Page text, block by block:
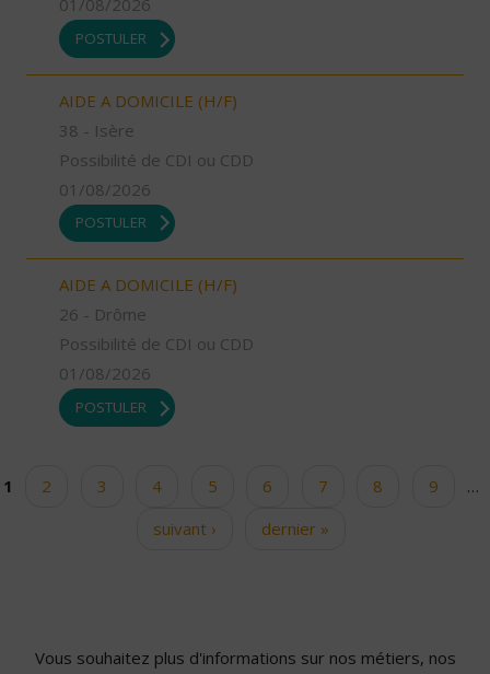
01/08/2026
POSTULER
AIDE A DOMICILE (H/F)
38 - Isère
Possibilité de CDI ou CDD
01/08/2026
POSTULER
AIDE A DOMICILE (H/F)
26 - Drôme
Possibilité de CDI ou CDD
01/08/2026
POSTULER
Pages
1 2 3 4 5 6 7 8 9
…
suivant ›
dernier »
Vous souhaitez plus d'informations sur nos métiers, nos